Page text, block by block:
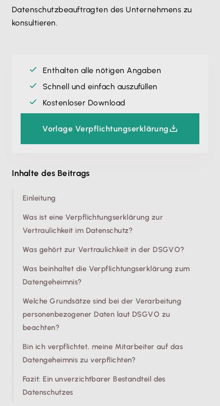
Datenschutzbeauftragten des Unternehmens zu
konsultieren.
Enthalten alle nötigen Angaben
Schnell und einfach auszufüllen
Kostenloser Download
Vorlage Verpflichtungserklärung
Inhalte des Beitrags
Einleitung
Was ist eine Verpflichtungserklärung zur
Vertraulichkeit im Datenschutz?
Was gehört zur Vertraulichkeit in der DSGVO?
Was beinhaltet die Verpflichtungserklärung zum
Datengeheimnis?
Welche Grundsätze sind bei der Verarbeitung
personenbezogener Daten laut DSGVO zu
beachten?
Bin ich verpflichtet, meine Mitarbeiter auf das
Datengeheimnis zu verpflichten?
Fazit: Ein unverzichtbarer Bestandteil des
Datenschutzes